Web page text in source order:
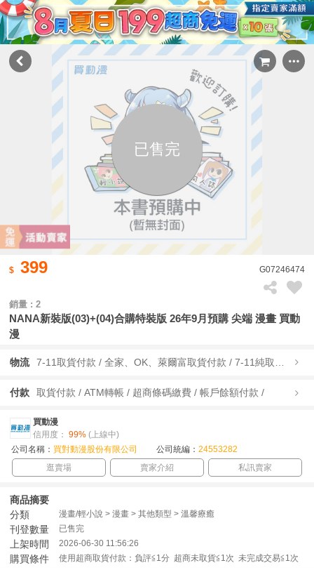
已售完
399 G07246474
銷量 : 2
NANA新裝版(03)+(04)合購特裝版 26年9月預購 尖端 漫畫 買動
漫
物流
付款 取貨付款 / ATM轉帳 / 超商條碼繳費 / 帳戶餘額付款 /
買動漫
信用度： 99% (上線中)
公司名稱： 買對動漫股份有限公司 公司統編： 24553282
逛賣場
賣家介紹 私訊賣家
商品摘要
分類
漫畫/輕小說 > 漫畫 > 其他類型 > 溫馨療癒
刊登數量 已售完
上架時間 2026-06-30 11:56:26
購買條件 使用超商取貨付款：負評≦1分 超商未取貨≦1次 未完成交易≦1次